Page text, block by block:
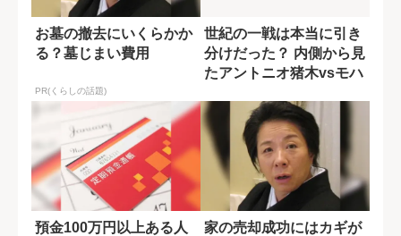
お墓の撤去にいくらかか
る？墓じまい費用
PR(くらしの話題)
世紀の一戦は本当に引き
分けだった？ 内側から見
たアントニオ猪木vsモハ
預金100万円以上ある人
家の売却成功にはカギが